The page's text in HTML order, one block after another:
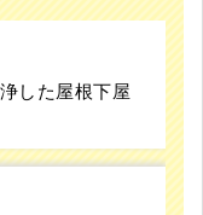
した屋根下屋